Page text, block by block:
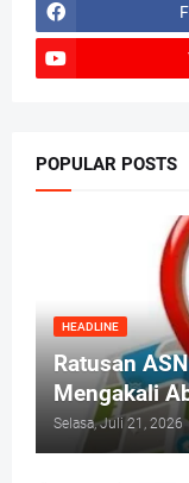
POPULAR POSTS
HEADLINE
Ratusan
Mengakali
Selasa, Juli 21, 2026